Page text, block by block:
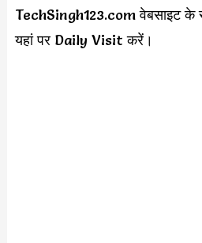
TechSingh123.com वेबसाइट के
यहां पर Daily Visit करें।